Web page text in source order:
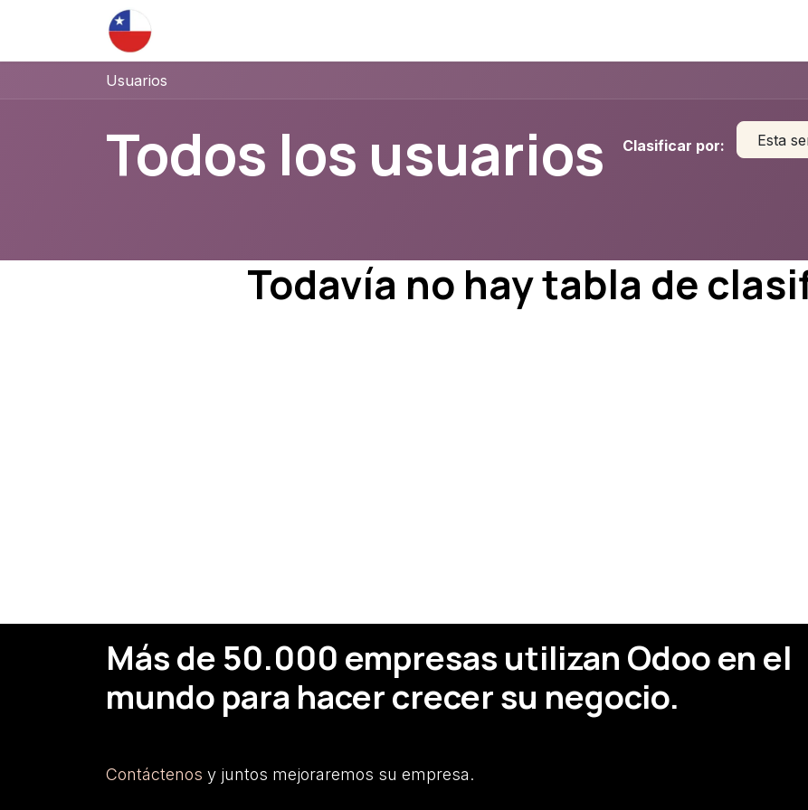
Usuarios
Todos los usuarios Clasificar por: Esta
Todavía no hay tabla de
Más de 50.000 empresas utilizan Odoo en el
mundo para hacer crecer su negocio.
Contáctenos y juntos mejoraremos su empresa.